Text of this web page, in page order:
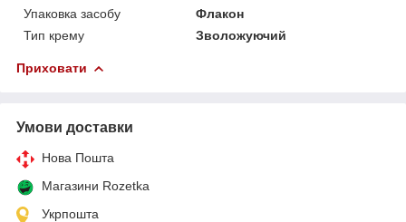
Упаковка засобу
Флакон
Тип крему
Зволожуючий
Приховати
Умови доставки
Нова Пошта
Магазини Rozetka
Укрпошта